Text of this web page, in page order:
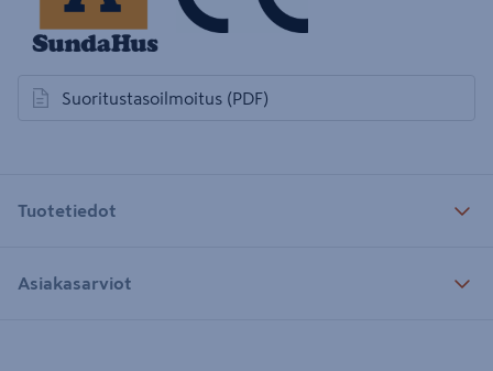
Suoritustasoilmoitus (PDF)
avautuu uuteen välilehteen
Tuotetiedot
Asiakasarviot